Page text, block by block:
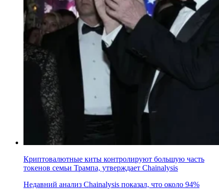
Криптовалютные киты контролируют большую часть
токенов семьи Трампа, утверждает Chainalysis
Недавний анализ Chainalysis показал, что около 94%